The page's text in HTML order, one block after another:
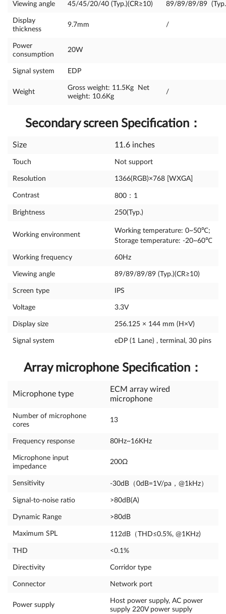
Viewing angle 45/45/20/40 (Typ.)(CR≥10) 89/89/89/89
Display
thickness
9.7mm /
Power
consumption
20W
Signal system EDP
Weight
Gross weight: 11.5Kg Net
weight: 10.6Kg
/
Secondary screen Specification：
Size 11.6 inches
Touch Not support
Resolution 1366(RGB)×768 [WXGA]
Contrast 800：1
Brightness 250(Typ.)
Working environment
Working temperature: 0~50℃;
Storage temperature: -20~60℃
Working frequency 60Hz
Viewing angle 89/89/89/89 (Typ.)(CR≥10)
Screen type IPS
Voltage 3.3V
Display size 256.125 × 144 mm (H×V)
Signal system eDP (1 Lane) , terminal, 30 pins
Array microphone Specification ：
Microphone type
ECM array wired
microphone
Number of microphone
cores
13
Frequency response 80Hz~16KHz
Microphone input
impedance
200Ω
Sensitivity -30dB（0dB=1V/pa，@1kHz）
Signal-to-noise ratio >80dB(A)
Dynamic Range >80dB
Maximum SPL 112dB（THD≤0.5%, @1KHz)
THD <0.1%
Directivity Corridor type
Connector Network port
Power supply
Host power supply, AC power
supply 220V power supply